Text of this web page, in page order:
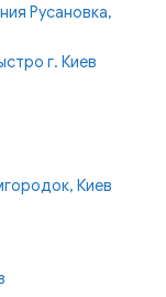
Русановка,
г. Киев
Киев